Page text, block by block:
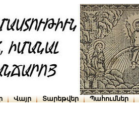
Վայր Տարեթվեր Պահումներ